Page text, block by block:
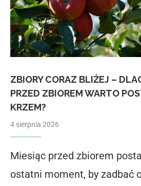
ZBIORY CORAZ BLIŻEJ –
PRZED ZBIOREM WARTO
KRZEM?
4 sierpnia 2026
Miesiąc przed zbiorem
ostatni moment, by zadbać